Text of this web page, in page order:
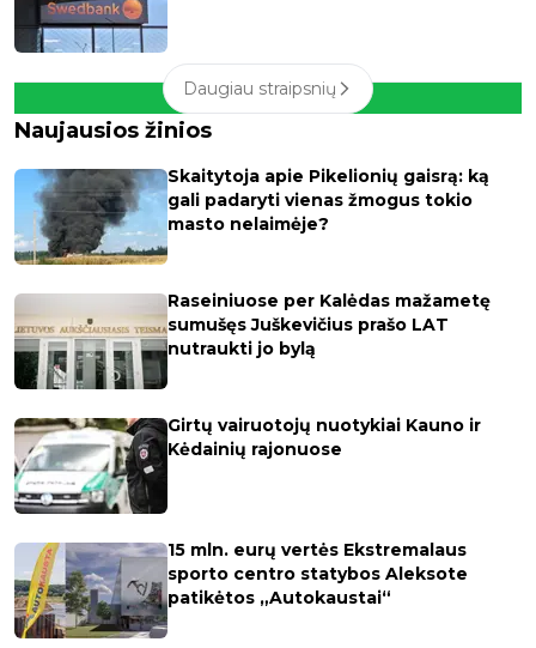
Daugiau straipsnių
Naujausios žinios
Skaitytoja apie Pikelionių gaisrą: ką
gali padaryti vienas žmogus tokio
masto nelaimėje?
Raseiniuose per Kalėdas mažametę
sumušęs Juškevičius prašo LAT
nutraukti jo bylą
Girtų vairuotojų nuotykiai Kauno ir
Kėdainių rajonuose
15 mln. eurų vertės Ekstremalaus
sporto centro statybos Aleksote
patikėtos „Autokaustai“